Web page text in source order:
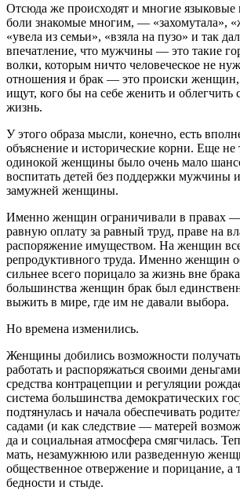
Отсюда же происходят и многие языковые
боли знакомые многим, — «захомутала»,
«увела из семьи», «взяла на пузо» и так
впечатление, что мужчины — это такие
волки, которым ничто человеческое не
отношения и брак — это происки женщин,
ищут, кого бы на себе женить и облегчить
жизнь.
У этого образа мысли, конечно, есть
объяснение и исторические корни. Еще не
одинокой женщины было очень мало
воспитать детей без поддержки мужчины и
замужней женщины.
Именно женщин ограничивали в правах —
равную оплату за равный труд, праве на
распоряжение имуществом. На женщин
репродуктивного труда. Именно женщин
сильнее всего порицало за жизнь вне
большинства женщин брак был
выжить в мире, где им не давали выбора.
Но времена изменились.
Женщины добились возможности получать
работать и распоряжаться своими
средства контрацепции и регуляции
система большинства демократических
подтянулась и начала обеспечивать
садами (и как следствие — матерей
да и социальная атмосфера смягчилась.
мать, незамужнюю или разведенную
общественное отвержение и порицание, а
бедности и стыде.